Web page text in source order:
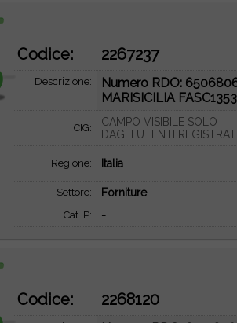
Codice: 2267237
Descrizione:
Numero RDO:
MARISICILIA
CIG:
CAMPO VISIBILE SOLO
DAGLI UTENTI REGISTRATI
Regione: Italia
Settore: Forniture
Cat. P: -
Codice: 2268120